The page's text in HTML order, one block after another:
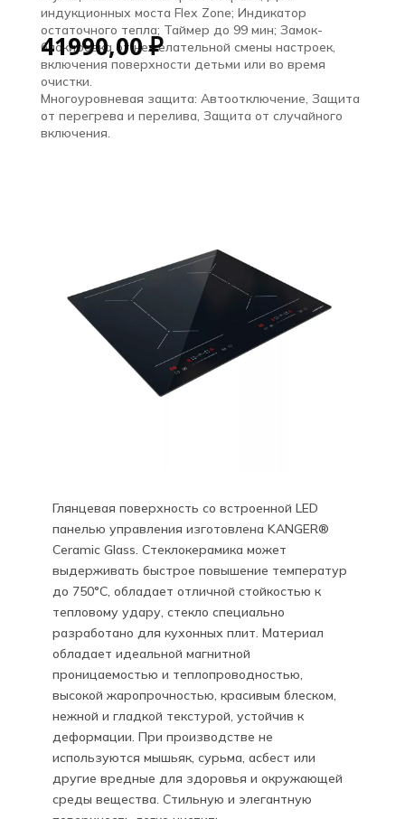
индукционных моста Flex Zone; Индикатор
остаточного тепла; Таймер до 99 мин; Замок-
блокировка от нежелательной смены настроек,
включения поверхности детьми или во время
очистки.
Многоуровневая защита: Автоотключение, Защита
от перегрева и перелива, Защита от случайного
включения.
41990,00₽
Глянцевая поверхность со встроенной LED
панелью управления изготовлена KANGER®
Ceramic Glass. Стеклокерамика может
выдерживать быстрое повышение температур
до 750°C, обладает отличной стойкостью к
тепловому удару, стекло специально
разработано для кухонных плит. Материал
обладает идеальной магнитной
проницаемостью и теплопроводностью,
высокой жаропрочностью, красивым блеском,
нежной и гладкой текстурой, устойчив к
деформации. При производстве не
используются мышьяк, сурьма, асбест или
другие вредные для здоровья и окружающей
среды вещества. Стильную и элегантную